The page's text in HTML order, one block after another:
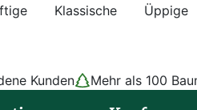
Klassische Üppige
Kunden Mehr als 100